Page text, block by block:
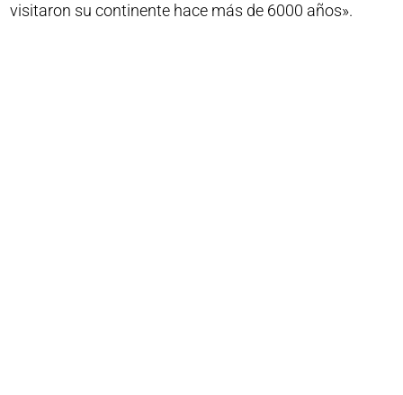
visitaron su continente hace más de 6000 años».